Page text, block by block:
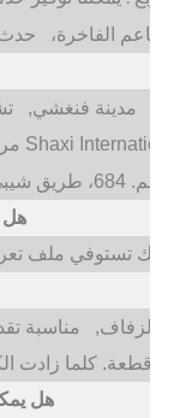
الفاخرة،
مدينة فنغشي,
هل
الزفاف, مناسبة
هل